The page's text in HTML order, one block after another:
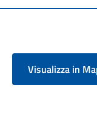
Visualizza in